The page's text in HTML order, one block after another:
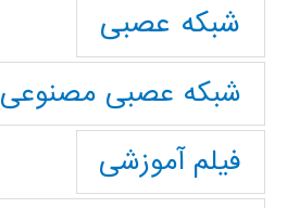
شبکه عصبی
شبکه عصبی مصنوعی
فیلم آموزشی